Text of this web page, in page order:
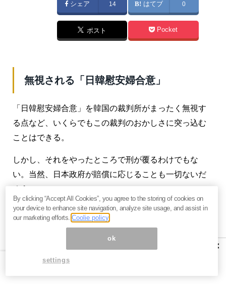
シェア 14 はてブ 0
ポスト Pocket
無視される「日韓慰安婦合意」
「日韓慰安婦合意」を韓国の裁判所がまったく無視す
る点など、いくらでもこの裁判のおかしさに突っ込む
ことはできる。
しかし、それをやったところで刑が覆るわけでもな
い。当然、日本政府が賠償に応じることも一切ないだ
ろう。
そもそも日韓慰安婦合意で日本は10億円を提供して、
両国の同意で慰安婦財団を結成して元慰安婦の7割に
1,000万円ずつ渡している。残り3割は「正議連」に所
朴槿恵前大統領が弾劾デモで大統領を降ろされた後、
×
By clicking “Accept All Cookies”, you agree to the storing of cookies on
your device to enhance site navigation, analyze site usage, and assist in
our marketing efforts.Coolie policy
ok
settings